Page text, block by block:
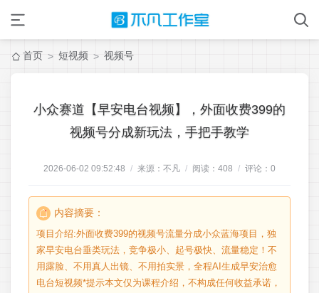
首页 > 短视频 > 视频号
小众赛道【早安电台视频】，外面收费399的
视频号分成新玩法，手把手教学
2026-06-02 09:52:48 / 来源：不凡 / 阅读： 408 / 评论： 0
内容摘要：
项目介绍:外面收费399的视频号流量分成小众蓝海项目，独
家早安电台垂类玩法，竞争极小、起号极快、流量稳定！不
用露脸、不用真人出镜、不用拍实景，全程AI生成早安治愈
电台短视频*提示本文仅为课程介绍，不构成任何收益承诺，